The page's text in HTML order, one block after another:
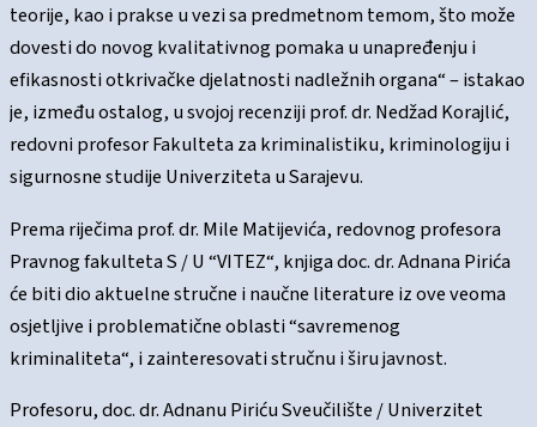
teorije, kao i prakse u vezi sa predmetnom temom, što može
dovesti do novog kvalitativnog pomaka u unapređenju i
efikasnosti otkrivačke djelatnosti nadležnih organa“ – istakao
je, između ostalog, u svojoj recenziji prof. dr. Nedžad Korajlić,
redovni profesor Fakulteta za kriminalistiku, kriminologiju i
sigurnosne studije Univerziteta u Sarajevu.
Prema riječima prof. dr. Mile Matijevića, redovnog profesora
Pravnog fakulteta S / U “VITEZ“, knjiga doc. dr. Adnana Pirića
će biti dio aktuelne stručne i naučne literature iz ove veoma
osjetljive i problematične oblasti “savremenog
kriminaliteta“, i zainteresovati stručnu i širu javnost.
Profesoru, doc. dr. Adnanu Piriću Sveučilište / Univerzitet